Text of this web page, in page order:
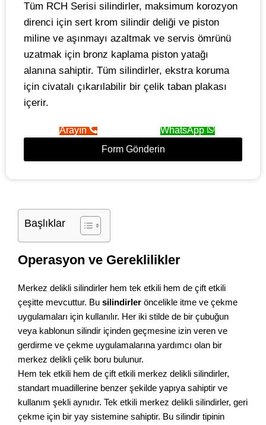
Tüm RCH Serisi silindirler, maksimum korozyon
direnci için sert krom silindir deliği ve piston
miline ve aşınmayı azaltmak ve servis ömrünü
uzatmak için bronz kaplama piston yatağı
alanına sahiptir. Tüm silindirler, ekstra koruma
için civatalı çıkarılabilir bir çelik taban plakası
içerir.
Arayın
WhatsApp
Form Gönderin
Başlıklar
Operasyon ve Gereklilikler
Merkez delikli silindirler hem tek etkili hem de çift etkili
çeşitte mevcuttur. Bu silindirler öncelikle itme ve çekme
uygulamaları için kullanılır. Her iki stilde de bir çubuğun
veya kablonun silindir içinden geçmesine izin veren ve
gerdirme ve çekme uygulamalarına yardımcı olan bir
merkez delikli çelik boru bulunur.
Hem tek etkili hem de çift etkili merkez delikli silindirler,
standart muadillerine benzer şekilde yapıya sahiptir ve
kullanım şekli aynıdır. Tek etkili merkez delikli silindirler, geri
çekme için bir yay sistemine sahiptir. Bu silindir tipinin